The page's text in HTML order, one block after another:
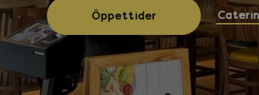
Öppettider